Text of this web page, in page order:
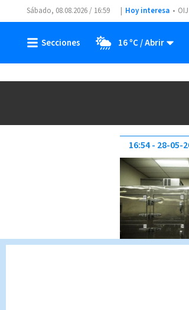
Sábado, 08.08.2026 / 16:59 Hoy interesa OIJ
16 ºC
cuerpos
16:54 28-05-